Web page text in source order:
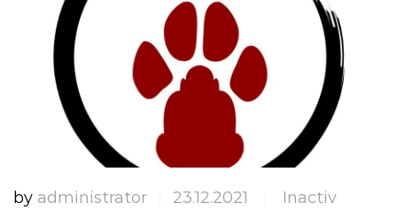
by administrator 23.12.2021 Inactiv